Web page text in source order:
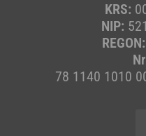
KRS:
NIP:
REGON:
78 1140 1010